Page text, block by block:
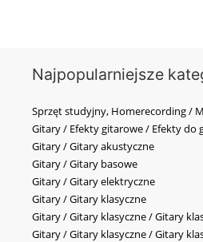
Najpopularniejsze
Sprzęt studyjny, Homerecording /
Gitary / Efekty gitarowe / Efekty do
Gitary / Gitary akustyczne
Gitary / Gitary basowe
Gitary / Gitary elektryczne
Gitary / Gitary klasyczne
Gitary / Gitary klasyczne / Gitary
Gitary / Gitary klasyczne / Gitary